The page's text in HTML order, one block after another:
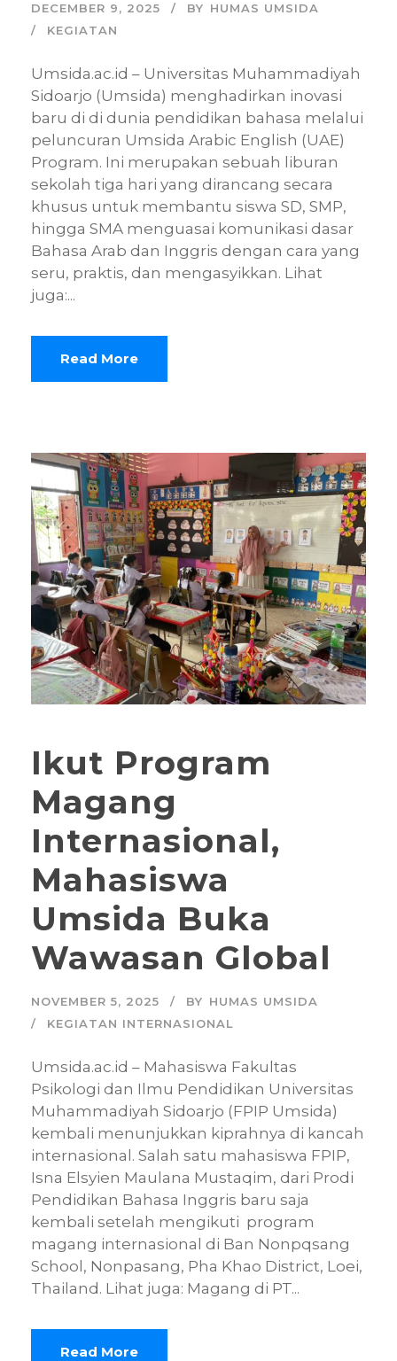
DECEMBER 9, 2025 BY HUMAS UMSIDA
KEGIATAN
Umsida.ac.id – Universitas Muhammadiyah
Sidoarjo (Umsida) menghadirkan inovasi
baru di di dunia pendidikan bahasa melalui
peluncuran Umsida Arabic English (UAE)
Program. Ini merupakan sebuah liburan
sekolah tiga hari yang dirancang secara
khusus untuk membantu siswa SD, SMP,
hingga SMA menguasai komunikasi dasar
Bahasa Arab dan Inggris dengan cara yang
seru, praktis, dan mengasyikkan. Lihat
juga:...
Read More
Ikut Program
Magang
Internasional,
Mahasiswa
Umsida Buka
Wawasan Global
NOVEMBER 5, 2025 BY HUMAS UMSIDA
KEGIATAN INTERNASIONAL
Umsida.ac.id – Mahasiswa Fakultas
Psikologi dan Ilmu Pendidikan Universitas
Muhammadiyah Sidoarjo (FPIP Umsida)
kembali menunjukkan kiprahnya di kancah
internasional. Salah satu mahasiswa FPIP,
Isna Elsyien Maulana Mustaqim, dari Prodi
Pendidikan Bahasa Inggris baru saja
kembali setelah mengikuti program
magang internasional di Ban Nonpqsang
School, Nonpasang, Pha Khao District, Loei,
Thailand. Lihat juga: Magang di PT...
Read More